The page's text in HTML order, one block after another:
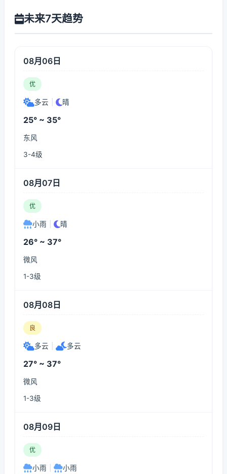
未来7天趋势
08月06日
优
多云 晴
25° ~ 35°
东风
3-4级
08月07日
优
小雨 晴
26° ~ 37°
微风
1-3级
08月08日
良
多云 多云
27° ~ 37°
微风
1-3级
08月09日
优
小雨 小雨